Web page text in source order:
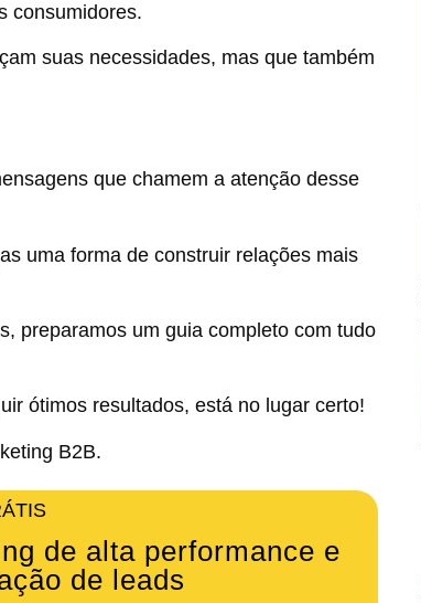
consumidores.
suas necessidades, mas que também
que chamem a atenção desse
uma forma de construir relações mais
preparamos um guia completo com tudo
ótimos resultados, está no lugar certo!
B2B.
de alta performance e
de leads